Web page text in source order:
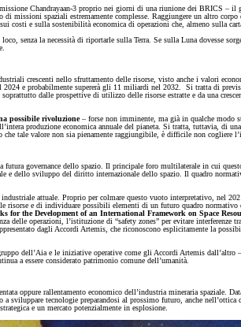
Chandrayaan-3 proprio nei giorni di una riunione dei BRICS –
di missioni spaziali estremamente complesse. Raggiungere un altro
e sulla sostenibilità economica di operazioni che, almeno sulla
senza la necessità di riportarle sulla Terra. Se sulla Luna
crescenti nello sfruttamento delle risorse, visto anche i valori
e probabilmente supererà gli 11 miliardi nel 2032. Si tratta di
dalle prospettive di utilizzo delle risorse estratte e da una
possibile rivoluzione– forse non imminente, ma già in qualche modo
produzione economica annuale del pianeta. Si tratta, tuttavia, di
tale valore non sia pienamente raggiungibile, è difficile non cogliere
governance dello spazio. Il principale foro multilaterale in cui
e dello sviluppo del diritto internazionale dello spazio. Il quadro
attuale. Proprio per colmare questo vuoto interpretativo, nel
e di individuare possibili elementi di un futuro quadro
for the Development of an International Framework on Space
operazioni, l’istituzione di “safety zones” per evitare
dagli Accordi Artemis, che riconoscono esplicitamente la
dell’Aia e le iniziative operative come gli Accordi Artemis dall’altro
a essere considerato patrimonio comune dell’umanità.
oppure rallentamento economico dell’industria mineraria
sviluppare tecnologie preparandosi al prossimo futuro, anche
e un mercato potenzialmente in esplosione.